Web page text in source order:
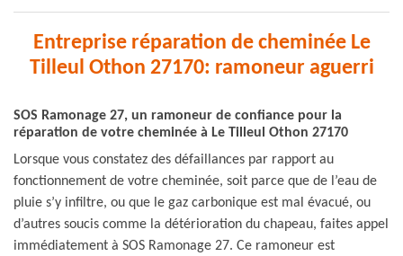
Entreprise réparation de cheminée Le
Tilleul Othon 27170: ramoneur aguerri
SOS Ramonage 27, un ramoneur de confiance pour la
réparation de votre cheminée à Le Tilleul Othon 27170
Lorsque vous constatez des défaillances par rapport au
fonctionnement de votre cheminée, soit parce que de l’eau de
pluie s’y infiltre, ou que le gaz carbonique est mal évacué, ou
d’autres soucis comme la détérioration du chapeau, faites appel
immédiatement à SOS Ramonage 27. Ce ramoneur est